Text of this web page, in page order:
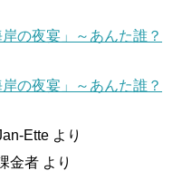
の夜宴」～あんた誰？
の夜宴」～あんた誰？
Ette より
金者 より